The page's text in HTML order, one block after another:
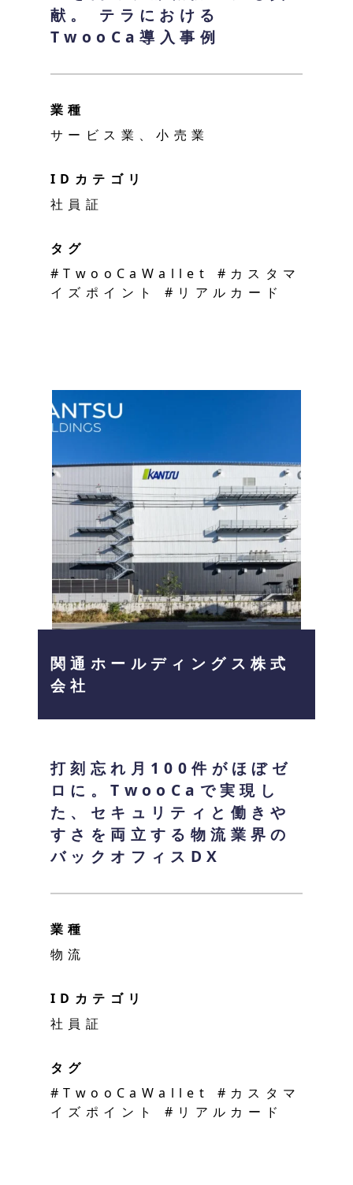
献。
テラにおける
TwooCa導入事例
業種
サービス業、小売業
IDカテゴリ
社員証
タグ
#TwooCaWallet #カスタマ
イズポイント #リアルカード
関通ホールディングス株式
会社
打刻忘れ月100件がほぼゼ
ロに。TwooCaで実現し
た、セキュリティと働きや
すさを両立する物流業界の
バックオフィスDX
業種
物流
IDカテゴリ
社員証
タグ
#TwooCaWallet #カスタマ
イズポイント #リアルカード